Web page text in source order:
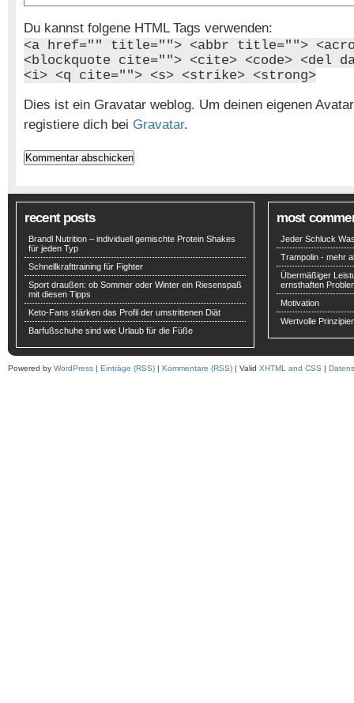
Du kannst folgene HTML Tags verwenden:
<a href="" title=""> <abbr title="">
<blockquote cite=""> <cite> <code> <del
<i> <q cite=""> <s> <strike> <strong>
Dies ist ein Gravatar weblog. Um deinen eigenen
registiere dich bei Gravatar.
recent posts
Brandl Nutrition – individuell gemischte Protein Shakes
für jeden Typ
Schnellkrafttraining für Fighter
Sport draußen: ob Sommer oder Winter ein Riesenspaß
mit diesen Tipps
Keto-Fans stärken das Profil der umstrittenen Diät
Barfußschuhe sind wie Urlaub für die Füße
most
Jeder Schluck
Trampolin - mehr
Übermäßiger
ernsthaften
Motivation
Wertvolle
Powered by WordPress | Einträge (RSS) | Kommentare (RSS) | Valid XHTML and CSS |